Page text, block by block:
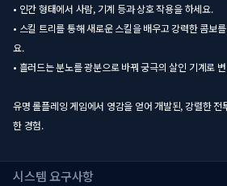
• 인간 형태에서 사람, 기계 등과 상호 작용을 하세요.
• 스킬 트리를 통해 새로운 스킬을 배우고 강력한 콤보
요.
• 흘러드는 분노를 광분으로 바꿔 궁극의 살인 기계로
유명 롤플레잉 게임에서 영감을 얻어 개발된, 강렬한
한 경험.
시스템 요구사항